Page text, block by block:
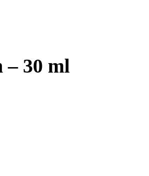
– 30 ml